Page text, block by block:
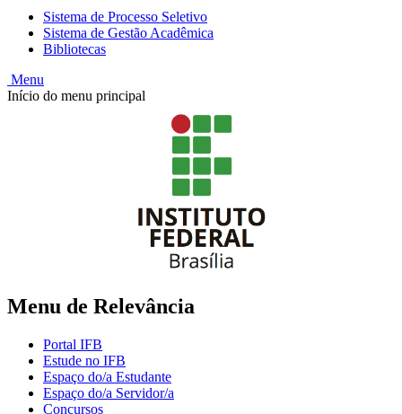
Sistema de Processo Seletivo
Sistema de Gestão Acadêmica
Bibliotecas
Menu
Início do menu principal
Menu de Relevância
Portal IFB
Estude no IFB
Espaço do/a Estudante
Espaço do/a Servidor/a
Concursos